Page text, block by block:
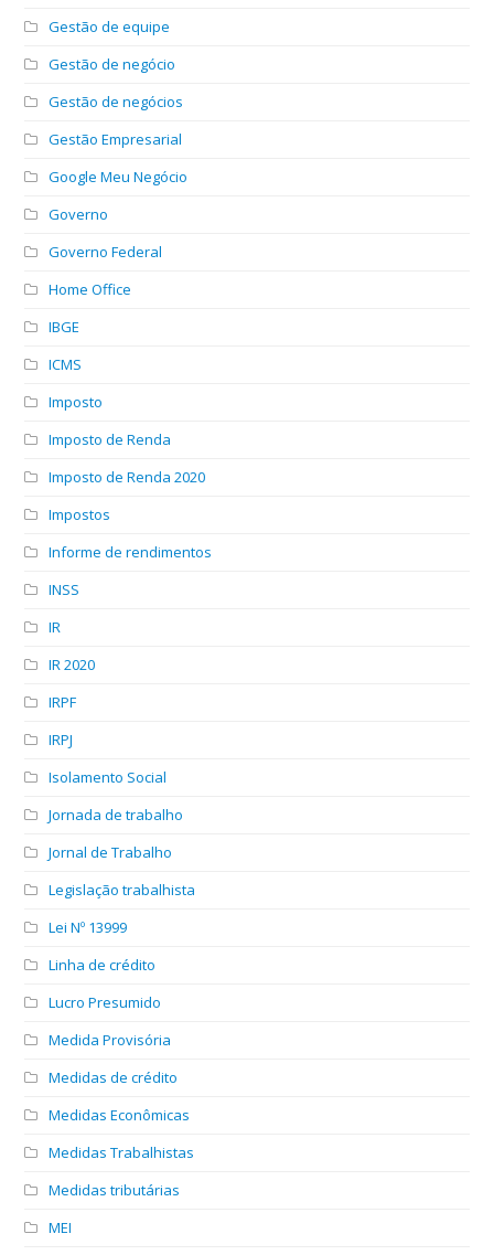
Gestão de equipe
Gestão de negócio
Gestão de negócios
Gestão Empresarial
Google Meu Negócio
Governo
Governo Federal
Home Office
IBGE
ICMS
Imposto
Imposto de Renda
Imposto de Renda 2020
Impostos
Informe de rendimentos
INSS
IR
IR 2020
IRPF
IRPJ
Isolamento Social
Jornada de trabalho
Jornal de Trabalho
Legislação trabalhista
Lei Nº 13999
Linha de crédito
Lucro Presumido
Medida Provisória
Medidas de crédito
Medidas Econômicas
Medidas Trabalhistas
Medidas tributárias
MEI